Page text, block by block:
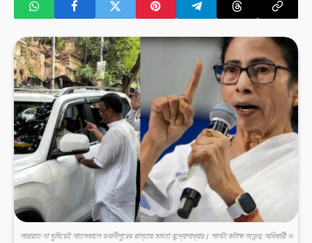
সারারাত না ঘুমিয়েই সাতসকালে ভবানীপুরের রাস্তায় মমতা বন্দ্যোপাধ্যায়। পালটা কটাক্ষ শুভেন্দু অধিকারী ও